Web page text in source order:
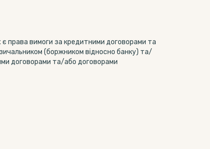
права вимоги за кредитними договорами та
(боржником відносно банку) та/
договорами та/або договорами